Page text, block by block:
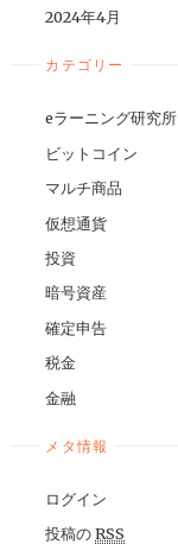
2024年4月
カテゴリー
eラーニング研究所
ビットコイン
マルチ商品
仮想通貨
投資
暗号資産
確定申告
税金
金融
メタ情報
ログイン
投稿のRSS